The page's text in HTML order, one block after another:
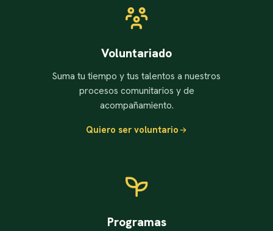
Voluntariado
Suma tu tiempo y tus talentos a nuestros
procesos comunitarios y de
acompañamiento.
Quiero ser voluntario
Programas